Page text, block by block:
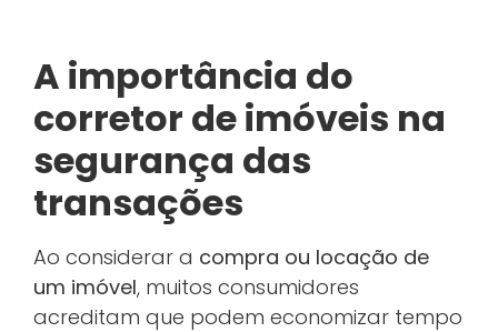
A importância do
corretor de imóveis na
segurança das
transações
Ao considerar a compra ou locação de
um imóvel, muitos consumidores
acreditam que podem economizar tempo